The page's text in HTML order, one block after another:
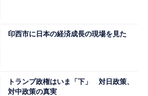
印西市に日本の経済成長の現場を見た
トランプ政権はいま「下」 対日政策、
対中政策の真実